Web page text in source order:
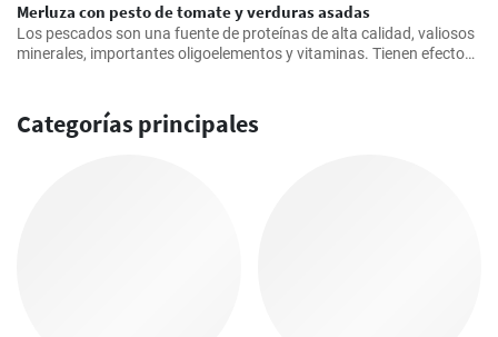
Merluza con pesto de tomate y verduras asadas
Los pescados son una fuente de proteínas de alta calidad, valiosos
minerales, importantes oligoelementos y vitaminas. Tienen efectos
rápido almuerzo.
Categorías principales